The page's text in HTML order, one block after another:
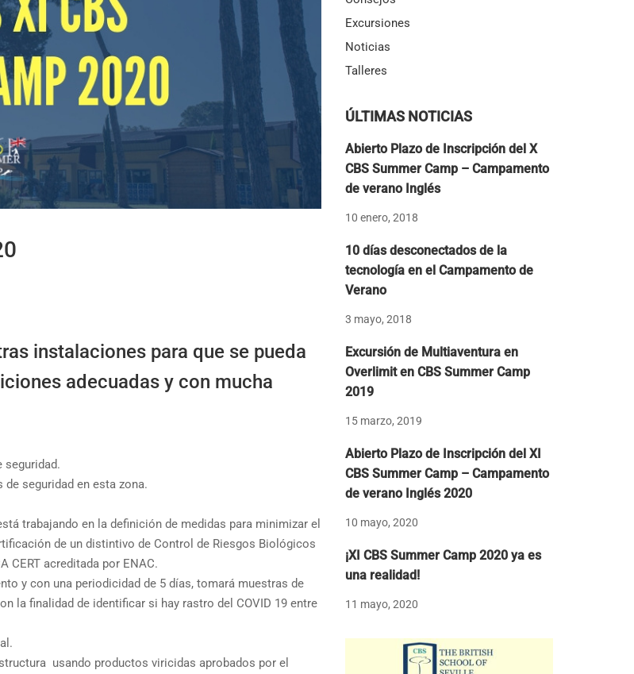
instalaciones para que se pueda
adecuadas y con mucha
seguridad.
seguridad en esta zona.
trabajando en la definición de medidas para minimizar el
de un distintivo de Control de Riesgos Biológicos
CERT acreditada por ENAC.
y con una periodicidad de 5 días, tomará muestras de
la finalidad de identificar si hay rastro del COVID 19 entre
usando productos viricidas aprobados por el
Excursiones
Noticias
Talleres
ÚLTIMAS NOTICIAS
Abierto Plazo de Inscripción del X
CBS Summer Camp – Campamento
de verano Inglés
10 enero, 2018
10 días desconectados de la
tecnología en el Campamento de
Verano
3 mayo, 2018
Excursión de Multiaventura en
Overlimit en CBS Summer Camp
2019
15 marzo, 2019
Abierto Plazo de Inscripción del XI
CBS Summer Camp – Campamento
de verano Inglés 2020
10 mayo, 2020
¡XI CBS Summer Camp 2020 ya es
una realidad!
11 mayo, 2020